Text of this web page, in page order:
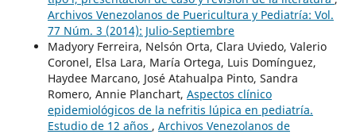
Archivos Venezolanos de Puericultura y Pediatría: Vol.
77 Núm. 3 (2014): Julio-Septiembre
Madyory Ferreira, Nelsón Orta, Clara Uviedo, Valerio
Coronel, Elsa Lara, María Ortega, Luis Domínguez,
Haydee Marcano, José Atahualpa Pinto, Sandra
Romero, Annie Planchart, Aspectos clínico
epidemiológicos de la nefritis lúpica en pediatría.
Estudio de 12 años , Archivos Venezolanos de